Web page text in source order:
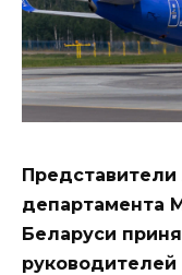
департамента
Беларуси
руководителей